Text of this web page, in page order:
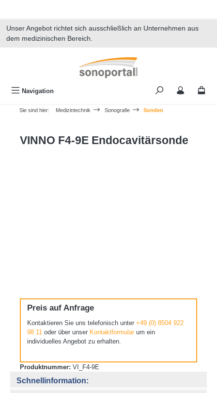
Unser Angebot richtet sich ausschließlich an Unternehmen aus
dem medizinischen Bereich.
Navigation
Sie sind hier: Medizintechnik Sonografie Sonden
VINNO F4-9E Endocavitärsonde
Preis auf Anfrage
Kontaktieren Sie uns telefonisch unter +49 (0) 8504 922
98 11 oder über unser Kontaktformularum ein
individuelles Angebot zu erhalten.
Produktnummer: VI_F4-9E
Schnellinformation: